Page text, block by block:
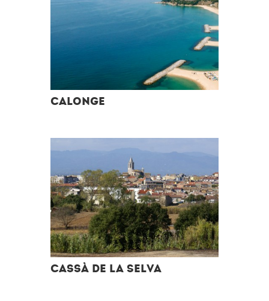
Calonge
Cassà de la Selva